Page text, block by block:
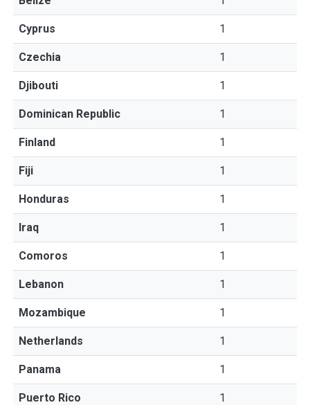
Cyprus 1
Czechia 1
Djibouti 1
Dominican Republic 1
Finland 1
Fiji 1
Honduras 1
Iraq 1
Comoros 1
Lebanon 1
Mozambique 1
Netherlands 1
Panama 1
Puerto Rico 1